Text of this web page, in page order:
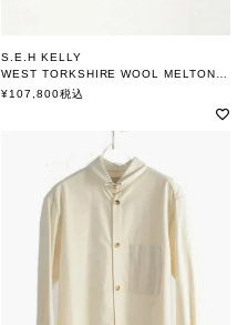
S.E.H KELLY
WEST TORKSHIRE WOOL MELTON ブルゾン
エスイーエイチケリー
¥107,800税込